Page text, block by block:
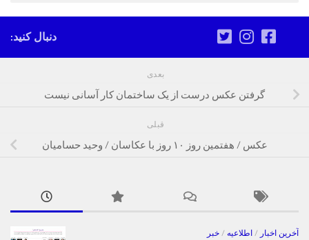
دنبال کنید:
بعدی
گرفتن عکس درست از یک ساختمان کار آسانی نیست
قبلی
عکس / هفتمین روز ۱۰ روز با عکاسان / وحید حسامیان
آخرین اخبار / اطلاعیه / خبر